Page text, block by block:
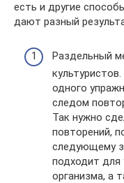
есть и другие
дают разный
Раздельный
одного
следом
Так нужно
повторений,
следующему
подходит для
организма, а